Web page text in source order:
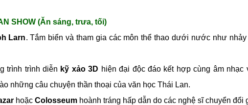
SHOW (Ăn sáng, trưa, tối)
Larn. Tắm biển và tham gia các môn thể thao dưới nước như
trình trình diễn kỹ xảo 3D hiện đại độc đáo kết hợp cùng âm
những câu chuyện thần thoại của văn học Thái Lan.
hoặc Colosseum hoành tráng hấp dẫn do các nghệ sĩ chuyển